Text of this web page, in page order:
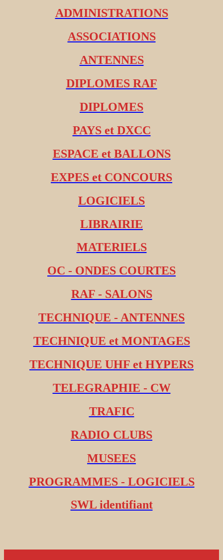
ADMINISTRATIONS
ASSOCIATIONS
ANTENNES
DIPLOMES RAF
DIPLOMES
PAYS et DXCC
ESPACE et BALLONS
EXPES et CONCOURS
LOGICIELS
LIBRAIRIE
MATERIELS
OC - ONDES COURTES
RAF - SALONS
TECHNIQUE - ANTENNES
TECHNIQUE et MONTAGES
TECHNIQUE UHF et HYPERS
TELEGRAPHIE - CW
TRAFIC
RADIO CLUBS
MUSEES
PROGRAMMES - LOGICIELS
SWL identifiant